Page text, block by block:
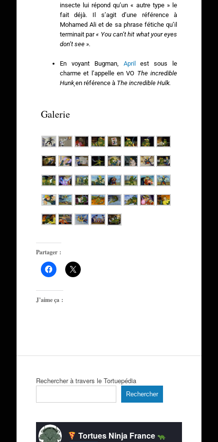
insecte lui répond qu’un « autre type » le
fait déjà. Il s’agit d’une référence à
Mohamed Ali et de sa phrase fétiche qu’il
terminait par« You can’t hit what your eyes
don’t see ».
En voyant Bugman, April
est sous le
charme et l’appelle en VO The incredible
Hunk¸en référence àThe incredible Hulk.
Galerie
Partager :
J’aime ça :
Rechercher à travers le Tortuepédia
Rechercher
Tortues Ninja France